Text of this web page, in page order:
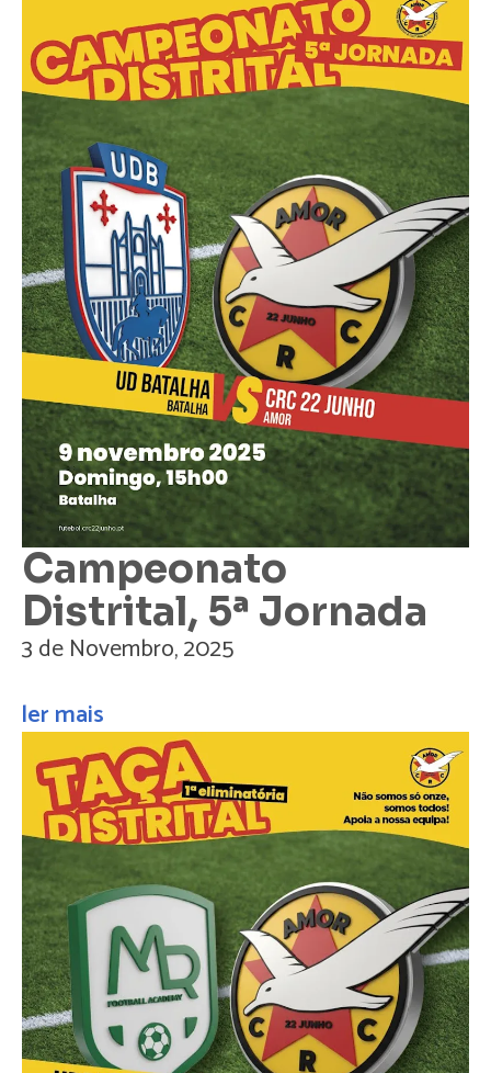
Campeonato
Distrital, 5ª Jornada
3 de Novembro, 2025
ler mais